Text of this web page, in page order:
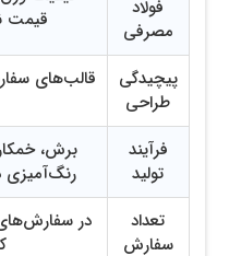
فولاد
مصرفی
قیمت
پیچیدگی
طراحی
قالب‌های
فرآیند
تولید
برش،
رنگ‌آمیزی
تعداد
سفارش
در سفارش‌های